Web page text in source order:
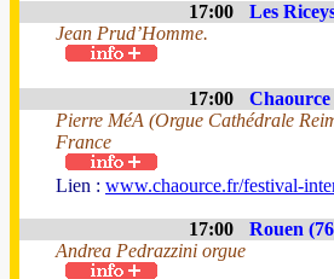
17:00
Les
Jean Prud’Homme.
17:00 Chaource
Pierre MéA (Orgue Cathédrale
France
Lien : www.chaource.fr/festival-
17:00 Rouen
Andrea Pedrazzini orgue